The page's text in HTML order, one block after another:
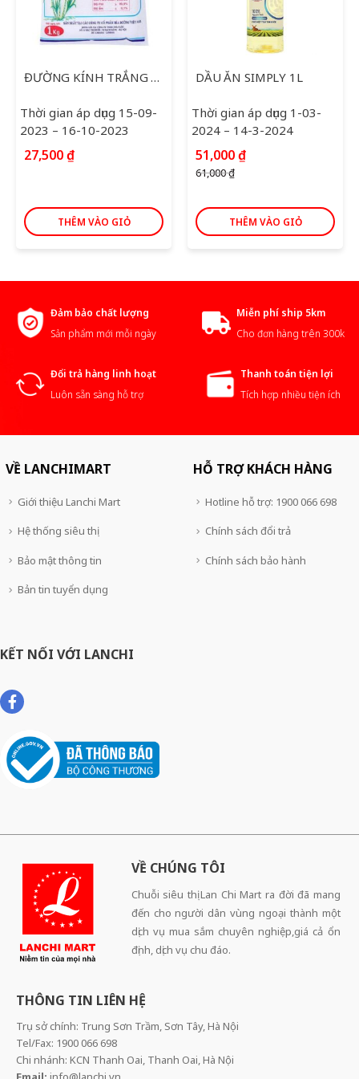
ĐƯỜNG KÍNH TRẮNG XUẤT KHẨU 1KG
Thời gian áp dụng 15-09-
2023 – 16-10-2023
27,500₫
THÊM VÀO GIỎ
DẦU ĂN SIMPLY 1L
Thời gian áp dụng 1-03-
2024 – 14-3-2024
61,000₫
Giá
gốc
là:
51,000₫Giá
51,000 ₫.
THÊM VÀO GIỎ
Đảm bảo chất lượng
Sản phẩm mới mỗi ngày
Miễn phí ship 5km
Cho đơn hàng trên 300k
Đổi trả hàng linh hoạt
Luôn sẵn sàng hỗ trợ
Thanh toán tiện lợi
Tích hợp nhiều tiện ích
VỀ LANCHIMART
Giới thiệu Lanchi Mart
Hệ thống siêu thị
Bảo mật thông tin
Bản tin tuyển dụng
HỖ TRỢ KHÁCH HÀNG
Hotline hỗ trợ: 1900 066 698
Chính sách đổi trả
Chính sách bảo hành
KẾT NỐI VỚI LANCHI
VỀ CHÚNG TÔI
Chuỗi siêu thị Lan Chi Mart ra đời đã mang
đến cho người dân vùng ngoại thành một
dịch vụ mua sắm chuyên nghiệp,giá cả ổn
định, dịch vụ chu đáo.
THÔNG TIN LIÊN HỆ
Trụ sở chính: Trung Sơn Trầm, Sơn Tây, Hà Nội
Tel/Fax: 1900 066 698
Chi nhánh: KCN Thanh Oai, Thanh Oai, Hà Nội